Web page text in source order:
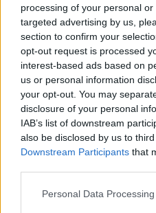
processing of your personal
targeted advertising by us,
section to confirm your
opt-out request is processed
interest-based ads based on
us or personal information
your opt-out. You may
disclosure of your personal
IAB’s list of downstream
also be disclosed by us to
Downstream Participants that
Personal Data
News
Πανελλαδικές 2026:
Στην κορυφή των
βαθμολογιών η
Λαρισαία Ιωάννα
Παπακώστα με 19.780
26.06.2026